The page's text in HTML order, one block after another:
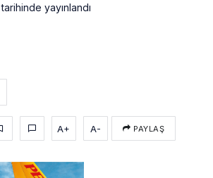
tarihinde yayınlandı
A+ A- PAYLAŞ